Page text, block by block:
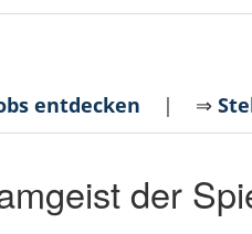
entdecken | ⇒
der